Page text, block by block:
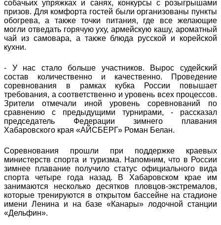
собачьих упряжках и санях, конкурсы с розыгрышами
призов. Для комфорта гостей были организованы пункты
обогрева, а также точки питания, где все желающие
могли отведать горячую уху, армейскую кашу, ароматный
чай из самовара, а также блюда русской и корейской
кухни.
- У нас стало больше участников. Вырос судейский
состав количественно и качественно. Проведение
соревнования в рамках кубка России повышает
требования, а соответственно и уровень всех процессов.
Зрители отмечали иной уровень соревнований по
сравнению с предыдущими турнирами, - рассказал
председатель Федерации зимнего плавания
Хабаровского края «АЙСБЕРГ» Роман Белан.
Соревнования прошли при поддержке краевых
министерств спорта и туризма. Напомним, что в России
зимнее плавание получило статус официального вида
спорта четыре года назад. В Хабаровском крае им
занимаются несколько десятков пловцов-экстремалов,
которые тренируются в открытом бассейне на стадионе
имени Ленина и на базе «Канары» лодочной станции
«Дельфин».